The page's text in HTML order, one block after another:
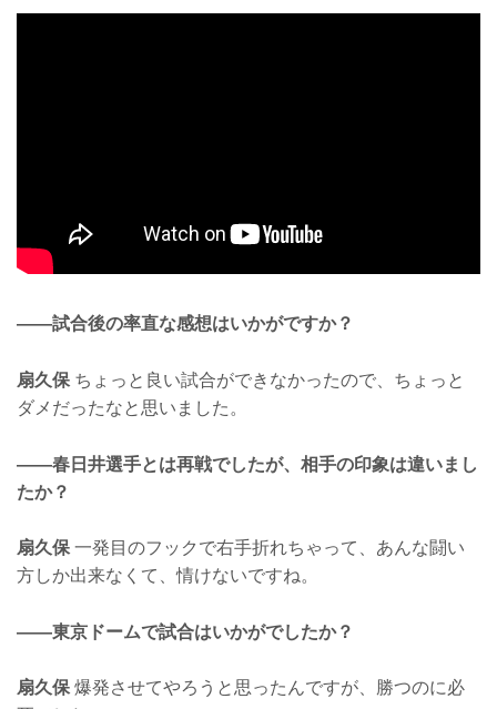
——試合後の率直な感想はいかがですか？
扇久保 ちょっと良い試合ができなかったので、ちょっと
ダメだったなと思いました。
——春日井選手とは再戦でしたが、相手の印象は違いまし
たか？
扇久保 一発目のフックで右手折れちゃって、あんな闘い
方しか出来なくて、情けないですね。
——東京ドームで試合はいかがでしたか？
扇久保爆発させてやろうと思ったんですが、勝つのに必